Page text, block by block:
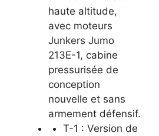
haute altitude,
avec moteurs
Junkers Jumo
213E-1, cabine
pressurisée de
conception
nouvelle et sans
armement défensif.
T-1 : Version de